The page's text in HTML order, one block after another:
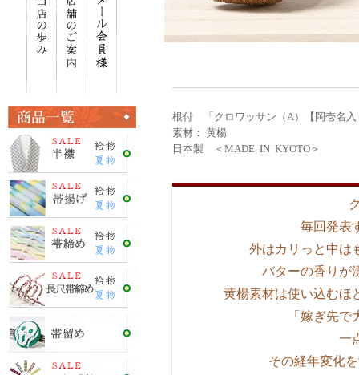
根付 「クロワッサン（A）【岡壱名入
素材： 黄楊
日本製 ＜MADE IN KYOTO＞
毎回発表
外はカリっと中は
バターの香りが
黄楊素材は使い込むほ
「嫁ぎ先
一
その経年変化